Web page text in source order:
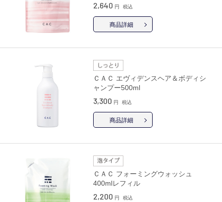
2,640 円 税込
商品詳細
ＣＡＣ エヴィデンスヘア＆ボディシ
ャンプー500ml
3,300 円 税込
商品詳細
ＣＡＣ フォーミングウォッシュ
400mlレフィル
2,200 円 税込